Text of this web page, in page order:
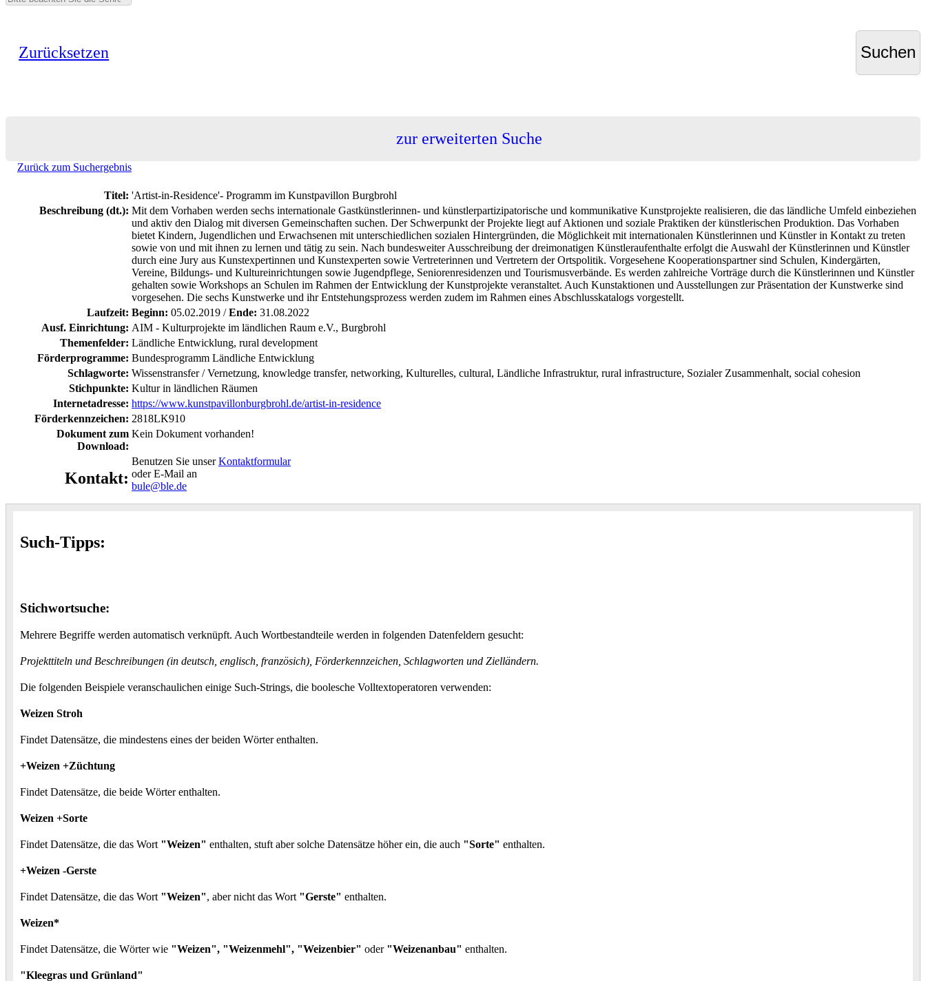
Zurücksetzen
zur erweiterten Suche
Zurück zum Suchergebnis
Titel: 'Artist-in-Residence'- Programm im Kunstpavillon Burgbrohl
Beschreibung (dt.): Mit dem Vorhaben werden sechs internationale Gastkünstlerinnen- und künstlerpartizipatorische und kommunikative Kunstprojekte realisieren, die das ländliche Umfeld einbeziehen
und aktiv den Dialog mit diversen Gemeinschaften suchen. Der Schwerpunkt der Projekte liegt auf Aktionen und soziale Praktiken der künstlerischen Produktion. Das Vorhaben
bietet Kindern, Jugendlichen und Erwachsenen mit unterschiedlichen sozialen Hintergründen, die Möglichkeit mit internationalen Künstlerinnen und Künstler in Kontakt zu treten
sowie von und mit ihnen zu lernen und tätig zu sein. Nach bundesweiter Ausschreibung der dreimonatigen Künstleraufenthalte erfolgt die Auswahl der Künstlerinnen und Künstler
durch eine Jury aus Kunstexpertinnen und Kunstexperten sowie Vertreterinnen und Vertretern der Ortspolitik. Vorgesehene Kooperationspartner sind Schulen, Kindergärten,
Vereine, Bildungs- und Kultureinrichtungen sowie Jugendpflege, Seniorenresidenzen und Tourismusverbände. Es werden zahlreiche Vorträge durch die Künstlerinnen und Künstler
gehalten sowie Workshops an Schulen im Rahmen der Entwicklung der Kunstprojekte veranstaltet. Auch Kunstaktionen und Ausstellungen zur Präsentation der Kunstwerke sind
vorgesehen. Die sechs Kunstwerke und ihr Entstehungsprozess werden zudem im Rahmen eines Abschlusskatalogs vorgestellt.
Laufzeit: Beginn: 05.02.2019 /Ende: 31.08.2022
Ausf. Einrichtung: AIM - Kulturprojekte im ländlichen Raum e.V., Burgbrohl
Themenfelder: Ländliche Entwicklung, rural development
Förderprogramme: Bundesprogramm Ländliche Entwicklung
Schlagworte: Wissenstransfer / Vernetzung, knowledge transfer, networking, Kulturelles, cultural, Ländliche Infrastruktur, rural infrastructure, Sozialer Zusammenhalt, social cohesion
Stichpunkte: Kultur in ländlichen Räumen
Internetadresse: https://www.kunstpavillonburgbrohl.de/artist-in-residence
Förderkennzeichen: 2818LK910
Dokument zum
Download:
Kein Dokument vorhanden!
Kontakt:
Benutzen Sie unserKontaktformular
oder E-Mail an
bule@ble.de
Such-Tipps:
Stichwortsuche:
Mehrere Begriffe werden automatisch verknüpft. Auch Wortbestandteile werden in folgenden Datenfeldern gesucht:
Projekttiteln und Beschreibungen (in deutsch, englisch, französich), Förderkennzeichen, Schlagworten und Zielländern.
Die folgenden Beispiele veranschaulichen einige Such-Strings, die boolesche Volltextoperatoren verwenden:
Weizen Stroh
Findet Datensätze, die mindestens eines der beiden Wörter enthalten.
+Weizen +Züchtung
Findet Datensätze, die beide Wörter enthalten.
Weizen +Sorte
Findet Datensätze, die das Wort "Weizen" enthalten, stuft aber solche Datensätze höher ein, die auch "Sorte" enthalten.
+Weizen -Gerste
Findet Datensätze, die das Wort "Weizen", aber nicht das Wort "Gerste" enthalten.
Weizen*
Findet Datensätze, die Wörter wie "Weizen", "Weizenmehl", "Weizenbier" oder "Weizenanbau" enthalten.
"Kleegras und Grünland"